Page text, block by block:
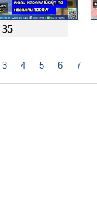
3 4 5 6 7